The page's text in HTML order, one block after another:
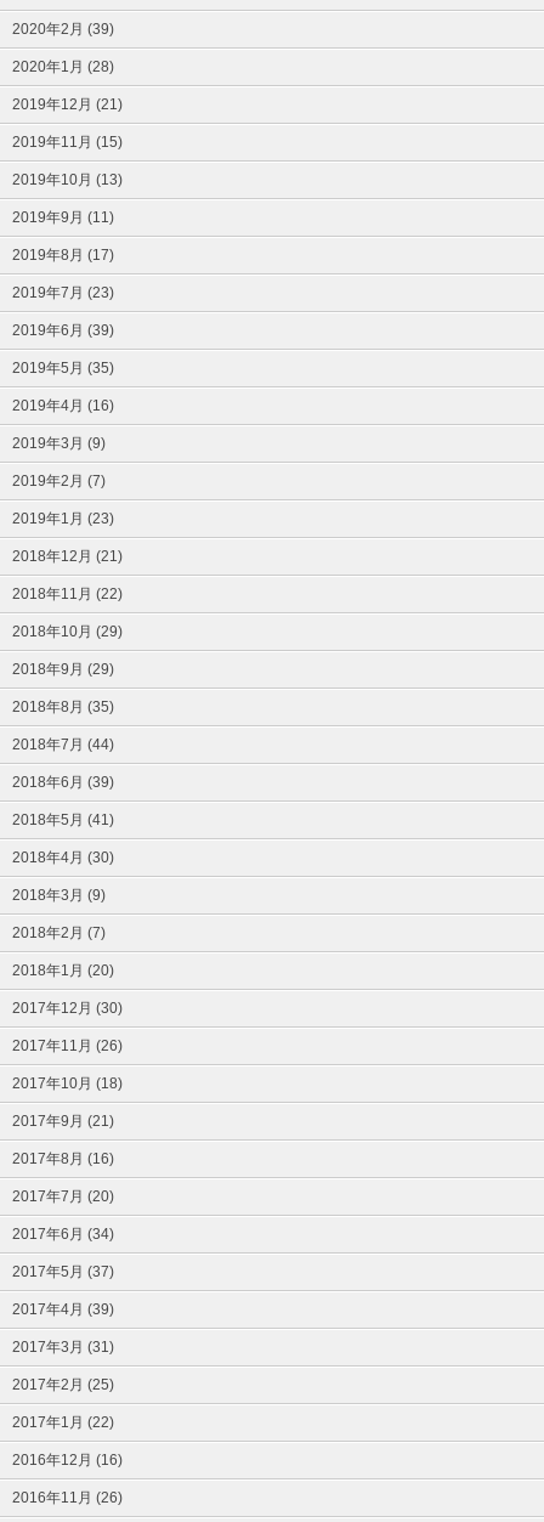
2020年2月 (39)
2020年1月 (28)
2019年12月 (21)
2019年11月 (15)
2019年10月 (13)
2019年9月 (11)
2019年8月 (17)
2019年7月 (23)
2019年6月 (39)
2019年5月 (35)
2019年4月 (16)
2019年3月 (9)
2019年2月 (7)
2019年1月 (23)
2018年12月 (21)
2018年11月 (22)
2018年10月 (29)
2018年9月 (29)
2018年8月 (35)
2018年7月 (44)
2018年6月 (39)
2018年5月 (41)
2018年4月 (30)
2018年3月 (9)
2018年2月 (7)
2018年1月 (20)
2017年12月 (30)
2017年11月 (26)
2017年10月 (18)
2017年9月 (21)
2017年8月 (16)
2017年7月 (20)
2017年6月 (34)
2017年5月 (37)
2017年4月 (39)
2017年3月 (31)
2017年2月 (25)
2017年1月 (22)
2016年12月 (16)
2016年11月 (26)